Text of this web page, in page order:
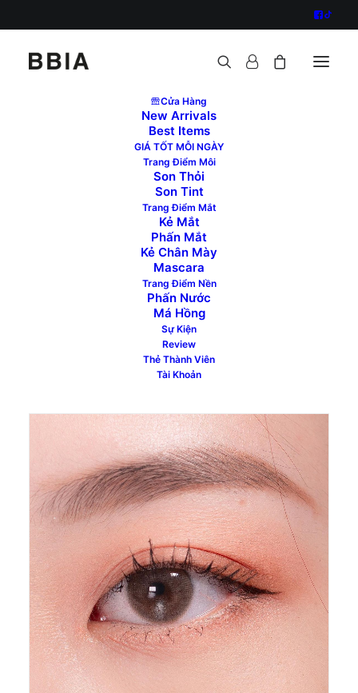
Cửa Hàng
New Arrivals
Best Items
GIÁ TỐT MỖI NGÀY
Trang Điểm Môi
Son Thỏi
Son Tint
Trang Điểm Mắt
Kẻ Mắt
Phấn Mắt
Kẻ Chân Mày
Mascara
Trang Điểm Nền
Phấn Nước
Má Hồng
Sự Kiện
Review
Thẻ Thành Viên
Tài Khoản
Bạn Khánh Vy đã dùng 4 màu
mắt đơn giản của nhà Bbia để
đánh ra tone San Hô nhẹ nhàng
và xinh đẹp. Những hộp phấn
cực kỳ nhỏ gọn và rất dễ mang
theo khi đi du lịch nha các bạn ơi